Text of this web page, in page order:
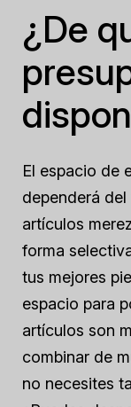
¿De
El espacio de
dependerá
artículos
forma
tus mejores
espacio para
artículos son
combinar de
no necesites